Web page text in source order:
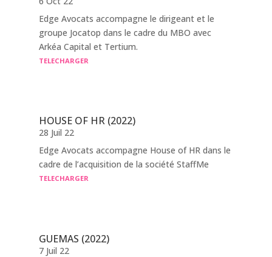
Edge Avocats accompagne le dirigeant et le
groupe Jocatop dans le cadre du MBO avec
Arkéa Capital et Tertium.
TELECHARGER
HOUSE OF HR (2022)
28 Juil 22
Edge Avocats accompagne House of HR dans le
cadre de l’acquisition de la société StaffMe
TELECHARGER
GUEMAS (2022)
7 Juil 22